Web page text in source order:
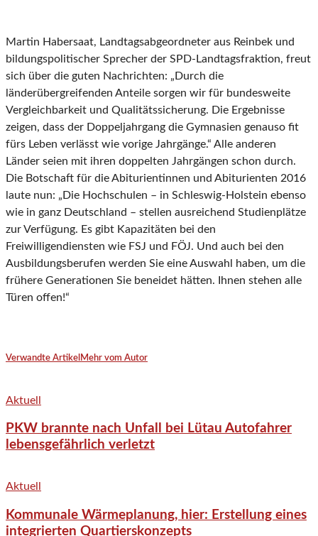
Martin Habersaat, Landtagsabgeordneter aus Reinbek und
bildungspolitischer Sprecher der SPD-Landtagsfraktion, freut
sich über die guten Nachrichten: „Durch die
länderübergreifenden Anteile sorgen wir für bundesweite
Vergleichbarkeit und Qualitätssicherung. Die Ergebnisse
zeigen, dass der Doppeljahrgang die Gymnasien genauso fit
fürs Leben verlässt wie vorige Jahrgänge.“ Alle anderen
Länder seien mit ihren doppelten Jahrgängen schon durch.
Die Botschaft für die Abiturientinnen und Abiturienten 2016
laute nun: „Die Hochschulen – in Schleswig-Holstein ebenso
wie in ganz Deutschland – stellen ausreichend Studienplätze
zur Verfügung. Es gibt Kapazitäten bei den
Freiwilligendiensten wie FSJ und FÖJ. Und auch bei den
Ausbildungsberufen werden Sie eine Auswahl haben, um die
frühere Generationen Sie beneidet hätten. Ihnen stehen alle
Türen offen!“
Verwandte Artikel Mehr vom Autor
Aktuell
PKW brannte nach Unfall bei Lütau Autofahrer
lebensgefährlich verletzt
Aktuell
Kommunale Wärmeplanung, hier: Erstellung eines
integrierten Quartierskonzepts